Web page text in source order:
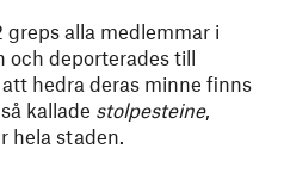
greps alla medlemmar i
och deporterades till
hedra deras minne finns
kallade stolpesteine,
hela staden.